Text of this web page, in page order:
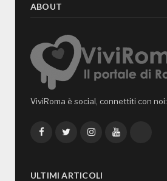
ABOUT
ViviRoma è social, connettiti con noi:
FacebookTwitterInstagramYouTube
ULTIMI ARTICOLI